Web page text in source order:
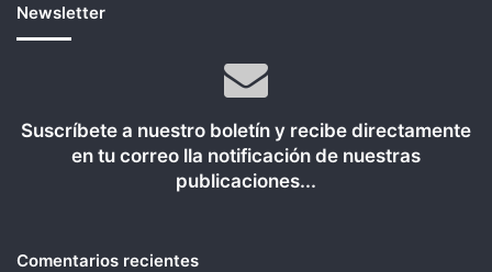
Newsletter
Suscríbete a nuestro boletín y recibe directamente
en tu correo lla notificación de nuestras
publicaciones...
Comentarios recientes